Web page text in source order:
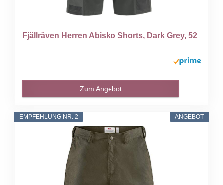
Fjällräven Herren Abisko Shorts, Dark Grey, 52
Zum Angebot
ANGEBOT
EMPFEHLUNG NR. 2